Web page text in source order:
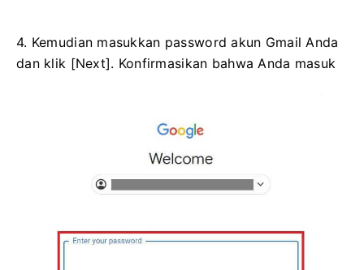
4. Kemudian masukkan password akun Gmail Anda
dan klik [Next]. Konfirmasikan bahwa Anda masuk